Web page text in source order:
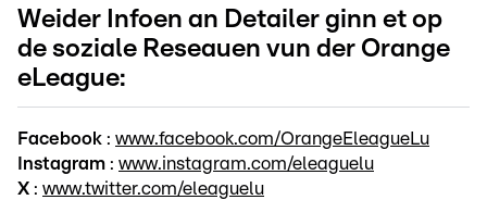
Weider Infoen an Detailer ginn et op
de soziale Reseauen vun der Orange
eLeague:
Facebook : www.facebook.com/OrangeEleagueLu
Instagram : www.instagram.com/eleaguelu
X : www.twitter.com/eleaguelu